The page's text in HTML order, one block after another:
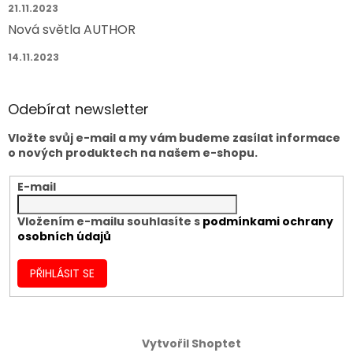
21.11.2023
Nová světla AUTHOR
14.11.2023
Odebírat newsletter
Vložte svůj e-mail a my vám budeme zasílat informace
o nových produktech na našem e-shopu.
E-mail
Vložením e-mailu souhlasíte s podmínkami ochrany
osobních údajů
PŘIHLÁSIT SE
Vytvořil Shoptet